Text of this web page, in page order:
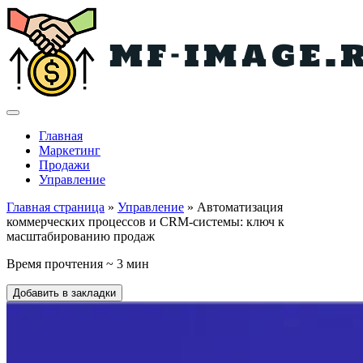
Главная
Маркетинг
Продажи
Управление
Главная страница » Управление » Автоматизация
коммерческих процессов и CRM-системы: ключ к
масштабированию продаж
Время прочтения ~ 3 мин
Добавить в закладки